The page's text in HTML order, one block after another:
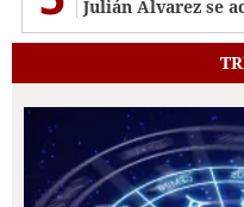
Julián Álvarez se